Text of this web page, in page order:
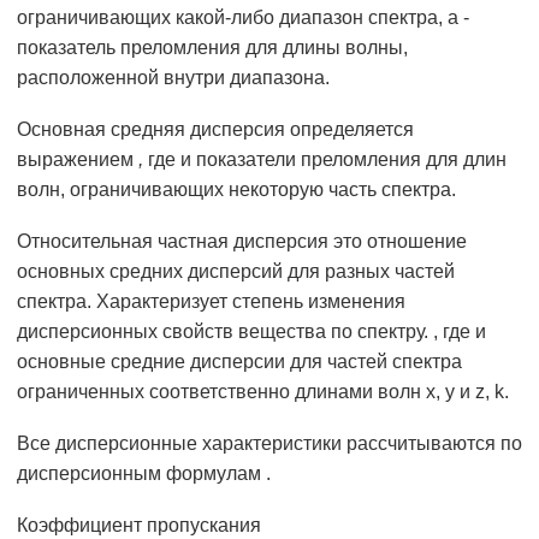
ограничивающих какой-либо диапазон спектра, а -
показатель преломления для длины волны,
расположенной внутри диапазона.
Основная средняя дисперсия определяется
выражением , где и показатели преломления для длин
волн, ограничивающих некоторую часть спектра.
Относительная частная дисперсия это отношение
основных средних дисперсий для разных частей
спектра. Характеризует степень изменения
дисперсионных свойств вещества по спектру. , где и
основные средние дисперсии для частей спектра
ограниченных соответственно длинами волн x, y и z, k.
Все дисперсионные характеристики рассчитываются по
дисперсионным формулам .
Коэффициент пропускания